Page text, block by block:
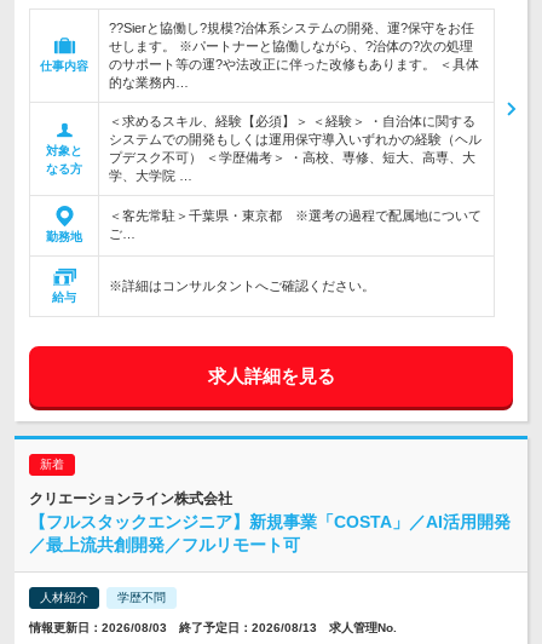
仕事内容
??Sierと協働し?規模?治体系システムの開発、運?保守をお任
せします。 ※パートナーと協働しながら、?治体の?次の処理
のサポート等の運?や法改正に伴った改修もあります。 ＜具体
的な業務内…
対象と
なる方
＜求めるスキル、経験【必須】＞ ＜経験＞ ・自治体に関する
システムでの開発もしくは運用保守導入いずれかの経験（ヘル
プデスク不可） ＜学歴備考＞ ・高校、専修、短大、高専、大
学、大学院 …
勤務地
＜客先常駐＞千葉県・東京都 ※選考の過程で配属地について
ご…
給与
※詳細はコンサルタントへご確認ください。
求人詳細を見る
クリエーションライン株式会社
【フルスタックエンジニア】新規事業「COSTA」／AI活用開発
／最上流共創開発／フルリモート可
人材紹介 学歴不問
情報更新日：2026/08/03 終了予定日：2026/08/13 求人管理No.